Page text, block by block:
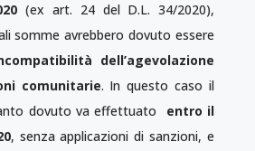
(ex art. 24 del D.L. 34/2020),
somme avrebbero dovuto essere
dell’agevolazione
comunitarie. In questo caso il
dovuto va effettuato entro il
, senza applicazioni di sanzioni, e